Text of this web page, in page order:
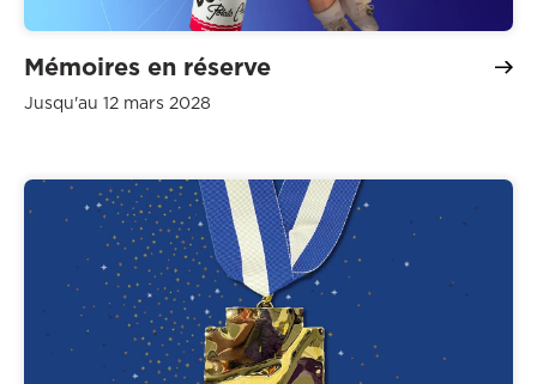
Mémoires en réserve
Jusqu'au 12 mars 2028